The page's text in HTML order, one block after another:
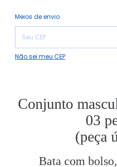
Entregas para o CEP:
Meios de envio
Não sei meu CEP
Conjunto
03
(peça
Bata com